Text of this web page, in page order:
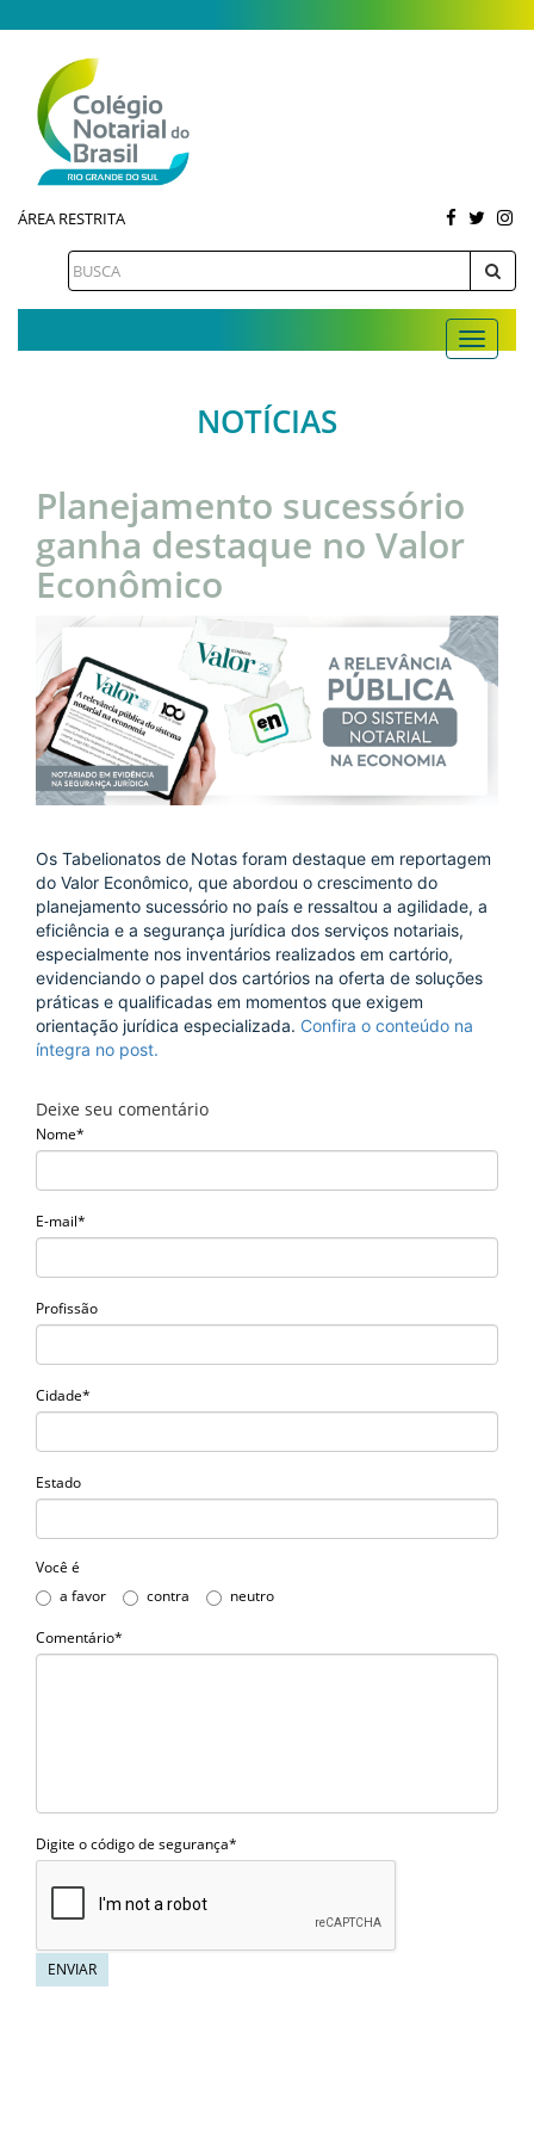
ÁREA RESTRITA
NOTÍCIAS
Planejamento sucessório
ganha destaque no Valor
Econômico
Os Tabelionatos de Notas foram destaque em reportagem
do Valor Econômico, que abordou o crescimento do
planejamento sucessório no país e ressaltou a agilidade, a
eficiência e a segurança jurídica dos serviços notariais,
especialmente nos inventários realizados em cartório,
evidenciando o papel dos cartórios na oferta de soluções
práticas e qualificadas em momentos que exigem
orientação jurídica especializada. Confira o conteúdo na
íntegra no post.
Deixe seu comentário
Nome*
E-mail*
Profissão
Cidade*
Estado
Você é
a favor
contra neutro
Comentário*
Digite o código de segurança*
ENVIAR